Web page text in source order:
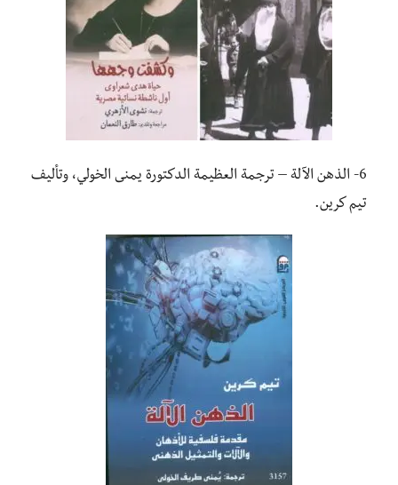
6- الذهن الآلة – ترجمة العظيمة الدكتورة يمنى الخولي، وتأليف
تيم كرين.